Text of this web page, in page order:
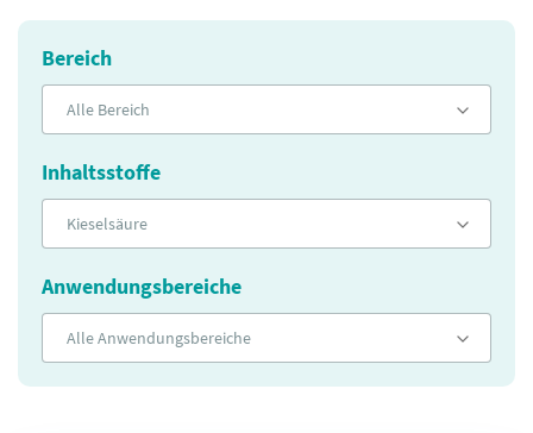
Bereich
Alle Bereich
Inhaltsstoffe
Kieselsäure
Anwendungsbereiche
Alle Anwendungsbereiche